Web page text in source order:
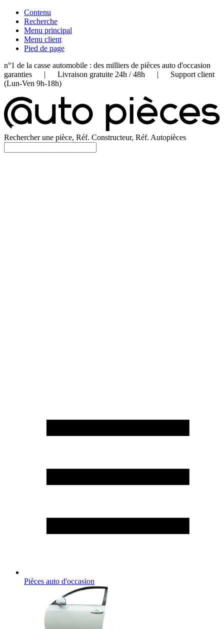
Contenu
Recherche
Menu principal
Menu client
Pied de page
n°1 de la casse automobile : des milliers de pièces auto d'occasion
garanties | Livraison gratuite 24h / 48h | Support client
(Lun-Ven 9h-18h)
Rechercher une pièce, Réf. Constructeur, Réf. Autopièces
Pièces auto d'occasion